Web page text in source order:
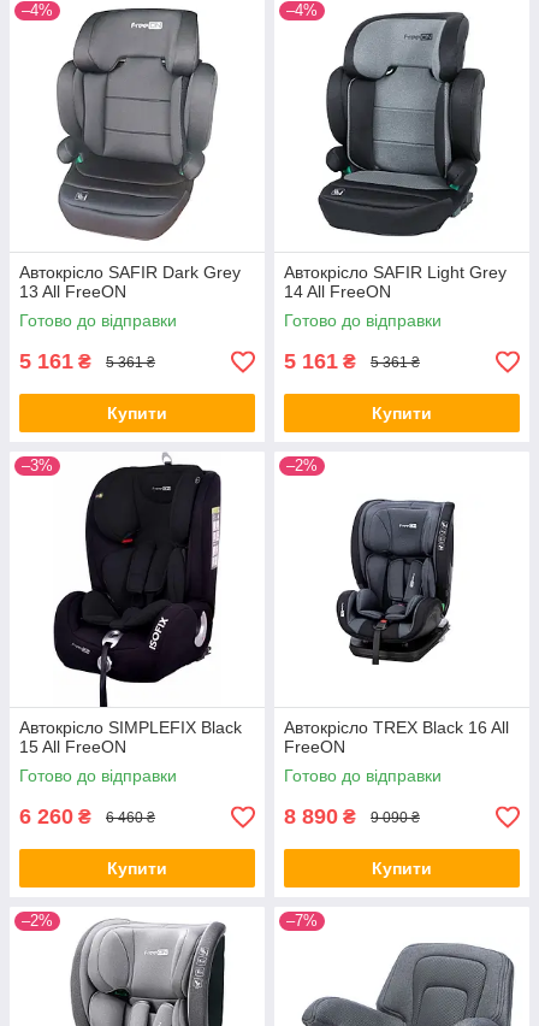
–4%
Автокрісло SAFIR Dark Grey
13 All FreeON
Готово до відправки
5 161 ₴ 5 361 ₴
Купити
–4%
Автокрісло SAFIR Light Grey
14 All FreeON
Готово до відправки
5 161 ₴ 5 361 ₴
Купити
–3%
Автокрісло SIMPLEFIX Black
15 All FreeON
Готово до відправки
6 260 ₴ 6 460 ₴
Купити
–2%
Автокрісло TREX Black 16 All
FreeON
Готово до відправки
8 890 ₴ 9 090 ₴
Купити
–2% –7%